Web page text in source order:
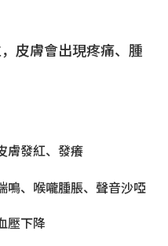
皮膚會出現疼痛、腫
膚發紅、發癢
鳴、喉嚨腫脹、聲音沙啞
壓下降